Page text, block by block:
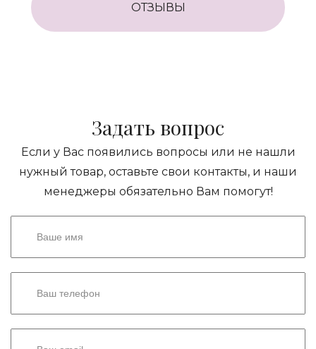
ОТЗЫВЫ
Задать вопрос
Если у Вас появились вопросы или не нашли
нужный товар, оставьте свои контакты, и наши
менеджеры обязательно Вам помогут!